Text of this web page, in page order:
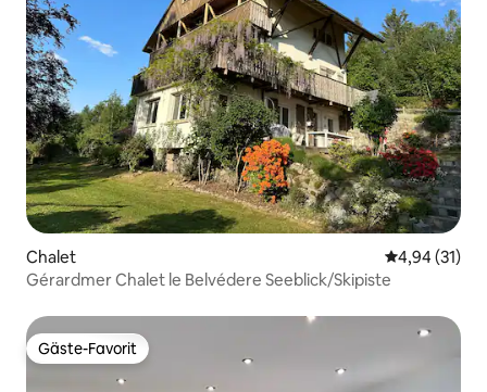
Chalet
4,94 (31)
Gérardmer Chalet le Belvédere Seeblick/Skipiste
Gäste-Favorit
Gäste-Favorit